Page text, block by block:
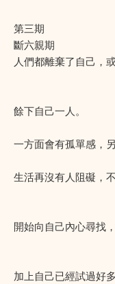
第三期
斷六親期
人們都離棄了自己，
餘下自己一人。
一方面會有孤單感，
生活再沒有人阻礙，
開始向自己內心尋找
加上自己已經試過好